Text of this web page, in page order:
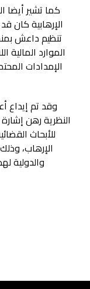
كما تشير أيضا
الإرهابية كان
تنظيم داعش
الموارد المالية
الإمدادات
وقد تم إيداع
النظرية رهن
للأبحاث
الإرهاب،
والدولية